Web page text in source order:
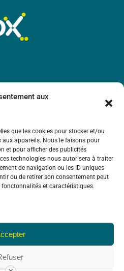
aux
que les cookies pour stocker et/ou
appareils. Nous le faisons pour
et pour afficher des publicités
technologies nous autorisera à traiter
de navigation ou les ID uniques
ou de retirer son consentement peut
et caractéristiques.
droits réservés – Instavox
de